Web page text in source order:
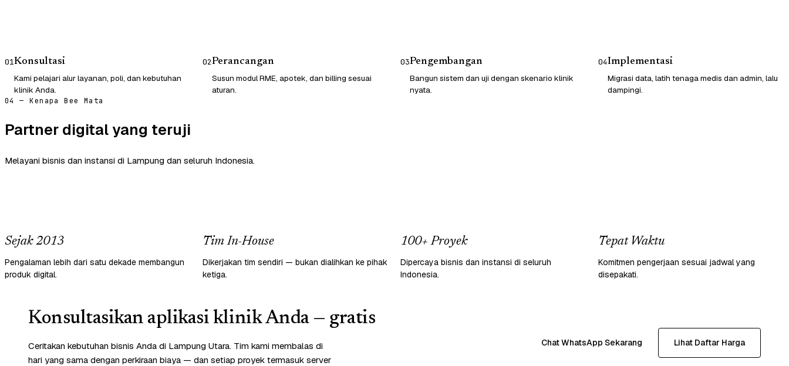
01Konsultasi
Kami pelajari alur layanan, poli, dan kebutuhan
klinik Anda.
02Perancangan
Susun modul RME, apotek, dan billing sesuai
aturan.
03Pengembangan
Bangun sistem dan uji dengan skenario klinik
nyata.
04Implementasi
Migrasi data, latih tenaga medis dan admin, lalu
dampingi.
04 — Kenapa Bee Mata
Partner digital yang teruji
Melayani bisnis dan instansi di Lampung dan seluruh Indonesia.
Sejak 2013
Pengalaman lebih dari satu dekade membangun
produk digital.
Tim In-House
Dikerjakan tim sendiri — bukan dialihkan ke pihak
ketiga.
100+ Proyek
Dipercaya bisnis dan instansi di seluruh
Indonesia.
Tepat Waktu
Komitmen pengerjaan sesuai jadwal yang
disepakati.
Konsultasikan aplikasi klinik Anda — gratis
Ceritakan kebutuhan bisnis Anda di Lampung Utara. Tim kami membalas di
hari yang sama dengan perkiraan biaya — dan setiap proyek termasuk server
Chat WhatsApp Sekarang Lihat Daftar Harga